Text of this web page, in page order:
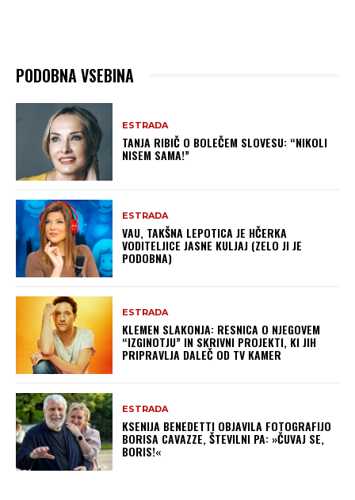
PODOBNA VSEBINA
ESTRADA
TANJA RIBIČ O BOLEČEM SLOVESU: “NIKOLI
NISEM SAMA!”
ESTRADA
VAU, TAKŠNA LEPOTICA JE HČERKA
VODITELJICE JASNE KULJAJ (ZELO JI JE
PODOBNA)
ESTRADA
KLEMEN SLAKONJA: RESNICA O NJEGOVEM
“IZGINOTJU” IN SKRIVNI PROJEKTI, KI JIH
PRIPRAVLJA DALEČ OD TV KAMER
ESTRADA
KSENIJA BENEDETTI OBJAVILA FOTOGRAFIJO
BORISA CAVAZZE, ŠTEVILNI PA: »ČUVAJ SE,
BORIS!«